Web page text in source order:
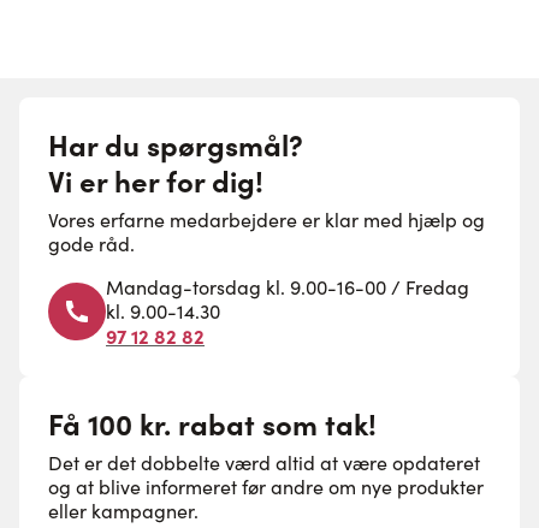
Har du spørgsmål?
Vi er her for dig!
Vores erfarne medarbejdere er klar med hjælp og
gode råd.
Mandag-torsdag kl. 9.00-16-00 / Fredag
kl. 9.00-14.30
97 12 82 82
Få 100 kr. rabat som tak!
Det er det dobbelte værd altid at være opdateret
og at blive informeret før andre om nye produkter
eller kampagner.